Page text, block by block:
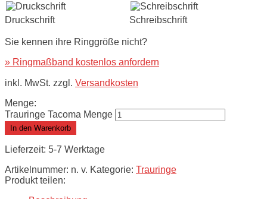
Druckschrift Schreibschrift
Sie kennen ihre Ringgröße nicht?
» Ringmaßband kostenlos anfordern
inkl. MwSt. zzgl. Versandkosten
Menge:
Trauringe Tacoma Menge
In den Warenkorb
Lieferzeit: 5-7 Werktage
Artikelnummer: n. v. Kategorie: Trauringe
Produkt teilen: